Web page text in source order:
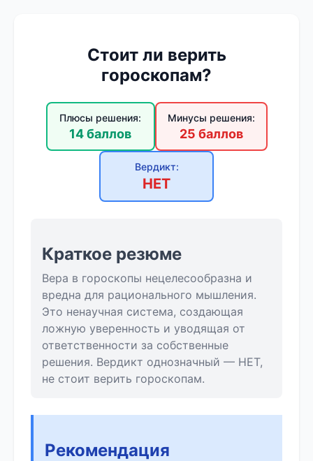
Стоит ли верить
гороскопам?
Плюсы решения:
14 баллов
Минусы решения:
25 баллов
Вердикт:
НЕТ
Краткое резюме
Вера в гороскопы нецелесообразна и
вредна для рационального мышления.
Это ненаучная система, создающая
ложную уверенность и уводящая от
ответственности за собственные
решения. Вердикт однозначный — НЕТ,
не стоит верить гороскопам.
Рекомендация